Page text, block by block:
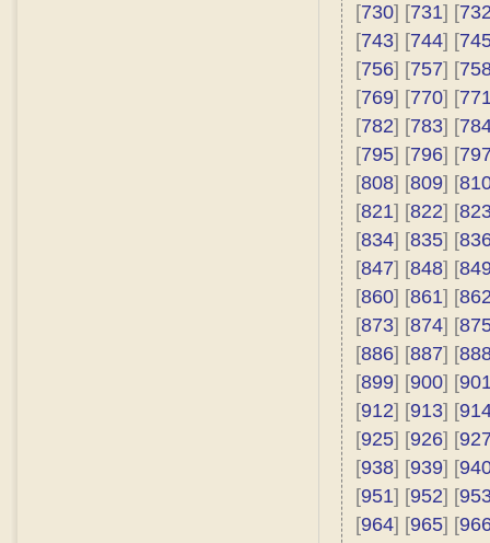
[730] [731] [
[743] [744] [
[756] [757] [
[769] [770] [
[782] [783] [
[795] [796] [
[808] [809] [
[821] [822] [
[834] [835] [
[847] [848] [
[860] [861] [
[873] [874] [
[886] [887] [
[899] [900] [
[912] [913] [
[925] [926] [
[938] [939] [
[951] [952] [
[964] [965] [